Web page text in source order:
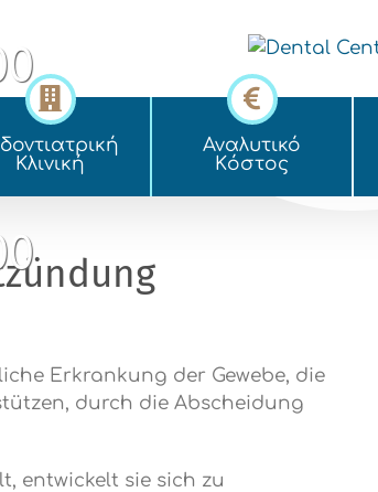
Kλινική
Αναλυτικό
Kόστος
Erkrankung der Gewebe, die
durch die Abscheidung
entwickelt sie sich zu